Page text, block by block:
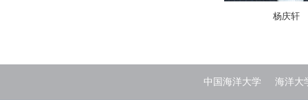
杨庆轩
中国海洋大学 海洋大